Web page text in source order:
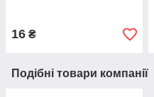
16 ₴
Подібні товари компанії